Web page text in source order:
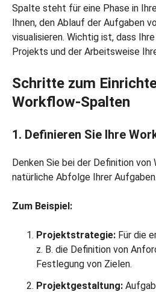
Spalte steht für eine Phase in
Ihnen, den Ablauf der Aufgaben
visualisieren. Wichtig ist, dass
Projekts und der Arbeitsweise
Schritte zum
Workflow-Spalten
1. Definieren Sie Ihre
Denken Sie bei der Definition
natürliche Abfolge Ihrer Aufgaben.
Zum Beispiel:
Projektstrategie: Für die
z. B. die Definition von
Festlegung von Zielen.
Projektgestaltung: